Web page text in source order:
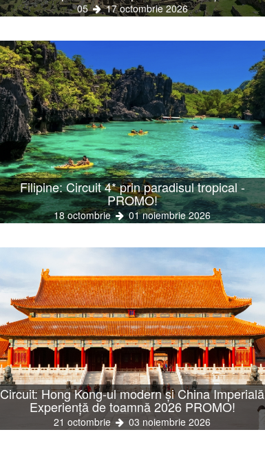
05 17 octombrie 2026
Filipine: Circuit 4* prin paradisul tropical -
PROMO!
18 octombrie 01 noiembrie 2026
Circuit: Hong Kong-ul modern și China Imperială
Experiență de toamnă 2026 PROMO!
21 octombrie 03 noiembrie 2026